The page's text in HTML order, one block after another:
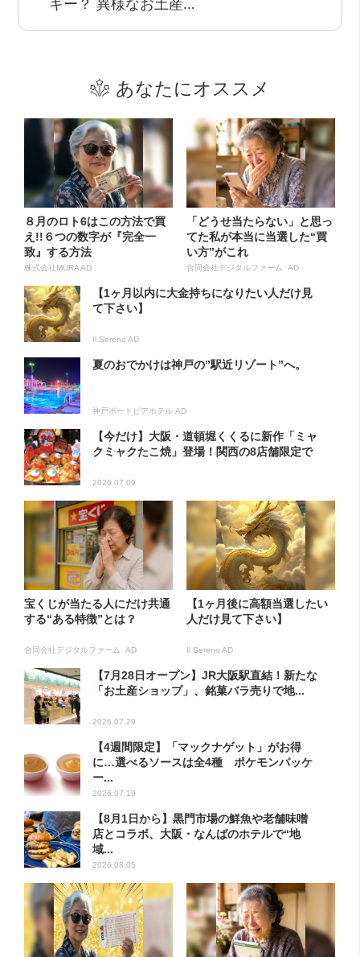
キー？ 異様なお土産…
あなたにオススメ
８月のロト6はこの方法で買
え!!６つの数字が『完全一
致』する方法
株式会社MURA AD
「どうせ当たらない」と思っ
てた私が本当に当選した“買
い方”がこれ
合同会社デジタルファーム AD
【1ヶ月以内に大金持ちになりたい人だけ見
て下さい】
Il Sereno AD
夏のおでかけは神戸の”駅近リゾート”へ。
神戸ポートピアホテル AD
【今だけ】大阪・道頓堀くくるに新作「ミャ
クミャクたこ焼」登場！関西の8店舗限定で
2026.07.09
宝くじが当たる人にだけ共通
する“ある特徴”とは？
合同会社デジタルファーム AD
【1ヶ月後に高額当選したい
人だけ見て下さい】
Il Sereno AD
【7月28日オープン】JR大阪駅直結！新たな
「お土産ショップ」、銘菓バラ売りで地...
2026.07.29
【4週間限定】「マックナゲット」がお得
に…選べるソースは全4種 ポケモンパッケ
ー...
2026.07.19
【8月1日から】黒門市場の鮮魚や老舗味噌
店とコラボ、大阪・なんばのホテルで“地
域...
2026.08.05